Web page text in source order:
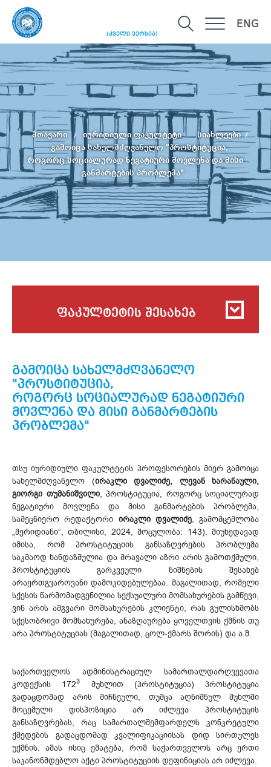
(ძველი ვერსია)
ENG
მთავარი იურიდიული ფაკულტეტი
სიახლეები
გამოიცა სახელმძღვანელო "პროსტიტუცია,
როგორც სოციალურად ნეგატიური მოვლენა და მისი
განმარტების პრობლემა"
ფაკულტეტის შესახებ
გამოიცა სახელმძღვანელო
"პროსტიტუცია,
როგორც სოციალურად ნეგატიური
მოვლენა და მისი განმარტების
პრობლემა"
თსუ იურიდიული ფაკულტეტის პროფესორების მიერ გამოიცა
სახელმძღვანელო (ირაკლი დვალიძე, ლევან ხარანაული,
გიორგი თუმანიშვილი, პროსტიტუცია, როგორც სოციალურად
ნეგატიური მოვლენა და მისი განმარტების პრობლემა,
სამეცნიერო რედაქტორი ირაკლი დვალიძე, გამომცემლობა
„მერიდიანი“, თბილისი, 2024, მოცულობა: 143). მიუხედავად
იმისა, რომ პროსტიტუციის განსაზღვრების პრობლემა
საკმაოდ ხანდაზმულია და მრავალი აზრი არის გამოთქმული,
პროსტიტუციის გარკვეული ნიშნების შესახებ
არაერთგვაროვანი დამოკიდებულებაა. მაგალითად, რომელი
სქესის წარმომადგენილია სექსუალური მომსახურების გამწევი,
ვინ არის ამგვარი მომსახურების კლიენტი, რას გულისხმობს
სქესობრივი მომსახურება, ანაზღაურება ყოველთვის ქმნის თუ
არა პროსტიტუციას (მაგალითად, ცოლ-ქმარს შორის) და ა.შ.
საქართველოს ადმინისტრაციულ სამართალდარღვევათა
კოდექსის 1723
მუხლით (პროსტიტუცია) პროსტიტუცია
გადაცდომად არის მიჩნეული, თუმცა აღნიშნულ მუხლში
მოცემული დისპოზიცია არ იძლევა პროსტიტუცის
განსაზღვრებას, რაც სამართალშემფარდელს კონკრეტული
ქმედების გადაცდომად კვალიფიკაციისას დიდ სირთულეს
უქმნის. ამას ისიც ემატება, რომ საქართველოს არც ერთი
საკანონმდებლო აქტი პროსტიტუციის დეფინიციას არ იძლევა.